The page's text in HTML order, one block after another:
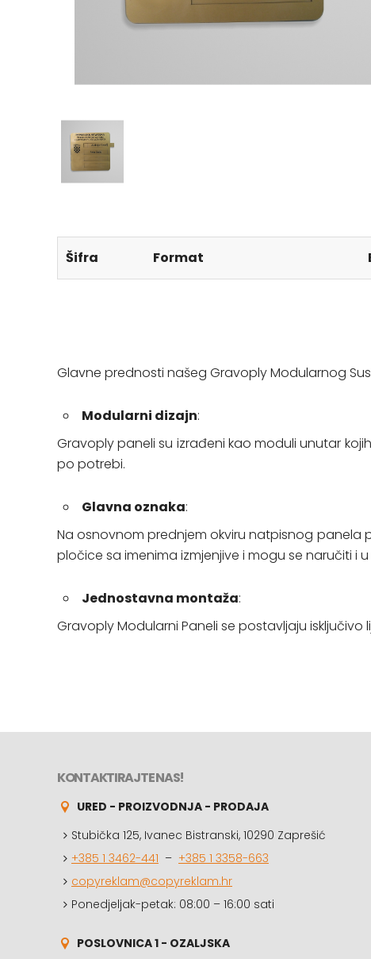
Šifra Format
Glavne prednosti našeg Gravoply Modularnog
Modularni dizajn:
Gravoply paneli su izrađeni kao moduli unutar
po potrebi.
Glavna oznaka:
Na osnovnom prednjem okviru natpisnog panela
pločice sa imenima izmjenjive i mogu se naručiti i
Jednostavna montaža:
Gravoply Modularni Paneli se postavljaju
KONTAKTIRAJTE NAS!
URED - PROIZVODNJA - PRODAJA
Stubička 125, Ivanec Bistranski, 10290 Zaprešić
+385 1 3462-441 – +385 1 3358-663
copyreklam@copyreklam.hr
Ponedjeljak-petak: 08:00 – 16:00 sati
POSLOVNICA 1 - OZALJSKA